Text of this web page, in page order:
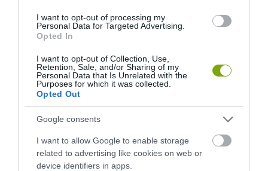
I want to opt-out of processing my
Personal Data for Targeted Advertising.
Opted In
I want to opt-out of Collection, Use,
Retention, Sale, and/or Sharing of my
Personal Data that Is Unrelated with the
Purposes for which it was collected.
Opted Out
Google consents
I want to allow Google to enable storage
related to advertising like cookies on web or
device identifiers in apps.
KIRÁNDULÁS PANNONHALMA
KÖRNYÉKÉN: TERMÉSZET,
SZŐLŐ ÉS KOMLÓ
HŐKUPOLA MAGYARORSZÁG
FELETT: MI EZ A LÁTHATATLAN